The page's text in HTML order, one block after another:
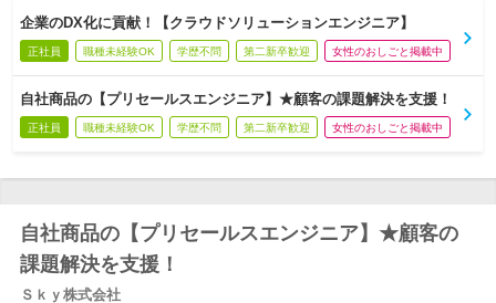
企業のDX化に貢献！【クラウドソリューションエンジニア】
正社員 職種未経験OK 学歴不問 第二新卒歓迎 女性のおしごと掲載中
自社商品の【プリセールスエンジニア】★顧客の課題解決を支援！
正社員 職種未経験OK 学歴不問 第二新卒歓迎 女性のおしごと掲載中
自社商品の【プリセールスエンジニア】★顧客の
課題解決を支援！
Ｓｋｙ株式会社